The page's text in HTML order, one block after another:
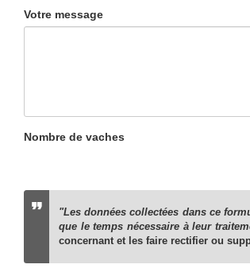
Votre message
Nombre de vaches
"Les données collectées dans ce
que le temps nécessaire à leur
concernant et les faire rectifier ou